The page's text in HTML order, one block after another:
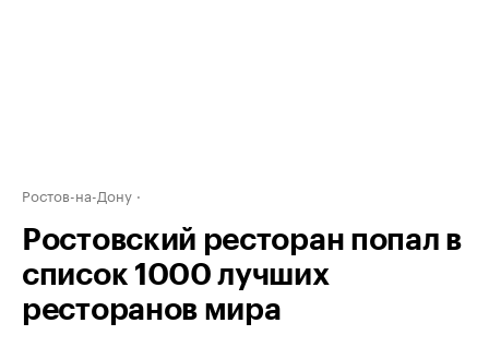
Ростов-на-Дону
Ростовский ресторан попал в
список 1000 лучших
ресторанов мира